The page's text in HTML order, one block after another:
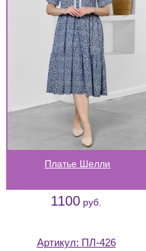
Платье Шелли
1100 руб.
Артикул: ПЛ-426